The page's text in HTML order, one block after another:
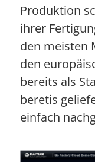
Produktion
ihrer
den meisten
den
bereits als
beretis
einfach